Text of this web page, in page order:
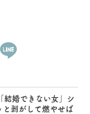
結婚できない女」シ
と剥がして燃やせば